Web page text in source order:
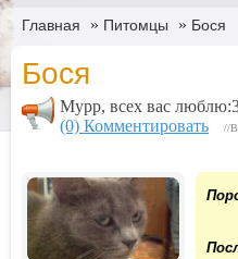
Главная » Питомцы » Бося
Бося
Мурр, всех вас
(0) Комментировать
//